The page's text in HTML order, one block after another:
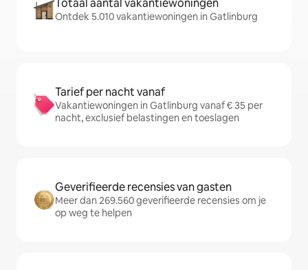
Totaal aantal vakantiewoningen
Ontdek 5.010 vakantiewoningen in Gatlinburg
Tarief per nacht vanaf
Vakantiewoningen in Gatlinburg vanaf € 35 per
nacht, exclusief belastingen en toeslagen
Geverifieerde recensies van gasten
Meer dan 269.560 geverifieerde recensies om je
op weg te helpen